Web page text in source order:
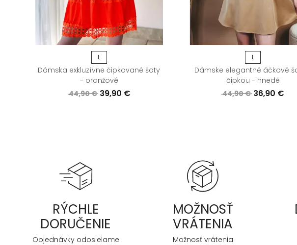
L
Dámska exkluzívne čipkované šaty
- oranžové
44,90 € 39,90 €
L
Dámske elegantné áčkové
čipkou - hnedé
44,90 € 36,90 €
RÝCHLE
DORUČENIE
Objednávky odosielame
MOŽNOSŤ
VRÁTENIA
Možnosť vrátenia